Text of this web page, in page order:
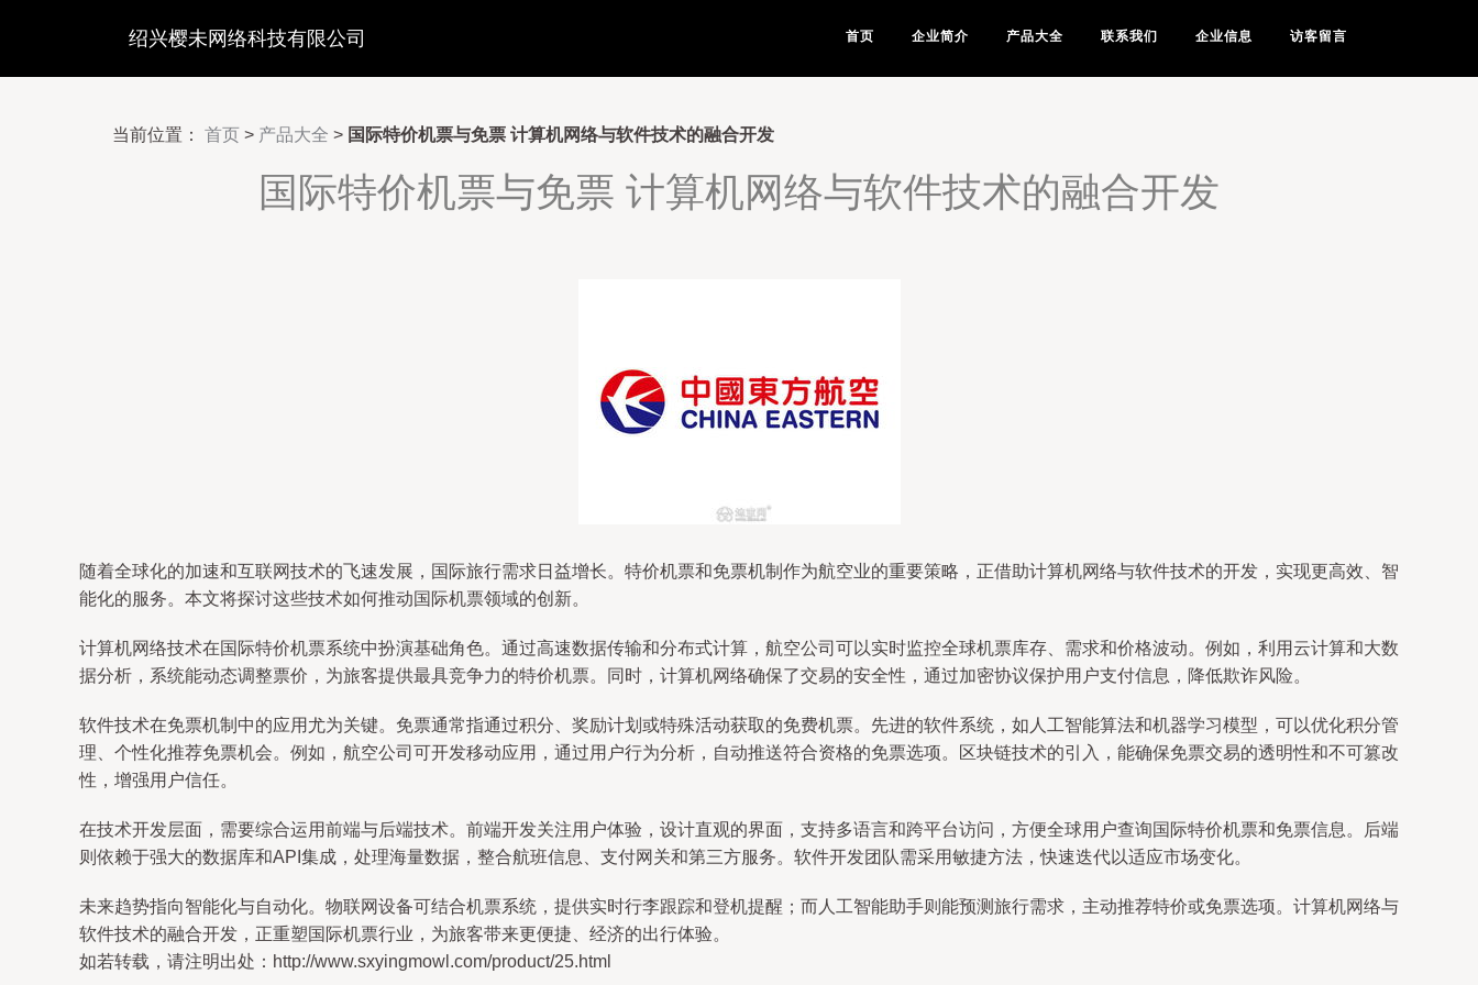
绍兴樱未网络科技有限公司 首页 企业简介 产品大全 联系我们 企业信息 访客留言
当前位置： 首页 > 产品大全 > 国际特价机票与免票 计算机网络与软件技术的融合开发
国际特价机票与免票 计算机网络与软件技术的融合开发
随着全球化的加速和互联网技术的飞速发展，国际旅行需求日益增长。特价机票和免票机制作为航空业的重要策略，正借助计算机网络与软件技术的开发，实现更高效、智
能化的服务。本文将探讨这些技术如何推动国际机票领域的创新。
计算机网络技术在国际特价机票系统中扮演基础角色。通过高速数据传输和分布式计算，航空公司可以实时监控全球机票库存、需求和价格波动。例如，利用云计算和大数
据分析，系统能动态调整票价，为旅客提供最具竞争力的特价机票。同时，计算机网络确保了交易的安全性，通过加密协议保护用户支付信息，降低欺诈风险。
软件技术在免票机制中的应用尤为关键。免票通常指通过积分、奖励计划或特殊活动获取的免费机票。先进的软件系统，如人工智能算法和机器学习模型，可以优化积分管
理、个性化推荐免票机会。例如，航空公司可开发移动应用，通过用户行为分析，自动推送符合资格的免票选项。区块链技术的引入，能确保免票交易的透明性和不可篡改
性，增强用户信任。
在技术开发层面，需要综合运用前端与后端技术。前端开发关注用户体验，设计直观的界面，支持多语言和跨平台访问，方便全球用户查询国际特价机票和免票信息。后端
则依赖于强大的数据库和API集成，处理海量数据，整合航班信息、支付网关和第三方服务。软件开发团队需采用敏捷方法，快速迭代以适应市场变化。
未来趋势指向智能化与自动化。物联网设备可结合机票系统，提供实时行李跟踪和登机提醒；而人工智能助手则能预测旅行需求，主动推荐特价或免票选项。计算机网络与
软件技术的融合开发，正重塑国际机票行业，为旅客带来更便捷、经济的出行体验。
如若转载，请注明出处：http://www.sxyingmowl.com/product/25.html